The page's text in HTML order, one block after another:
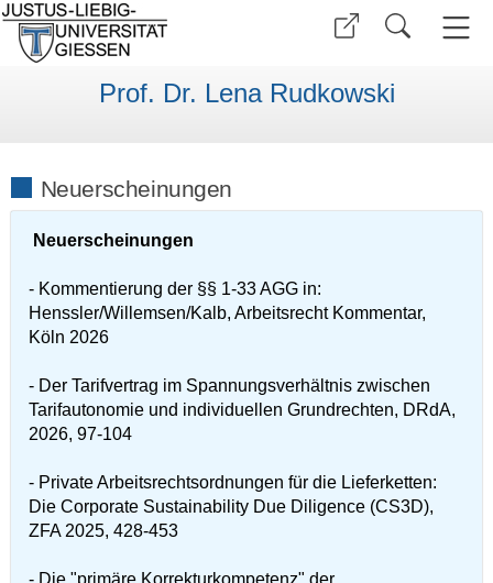
Prof. Dr. Lena Rudkowski
Neuerscheinungen
Neuerscheinungen
- Kommentierung der §§ 1-33 AGG in:
Henssler/Willemsen/Kalb, Arbeitsrecht Kommentar,
Köln 2026
- Der Tarifvertrag im Spannungsverhältnis zwischen
Tarifautonomie und individuellen Grundrechten, DRdA,
2026, 97-104
- Private Arbeitsrechtsordnungen für die Lieferketten:
Die Corporate Sustainability Due Diligence (CS3D),
ZFA 2025, 428-453
- Die "primäre Korrekturkompetenz" der